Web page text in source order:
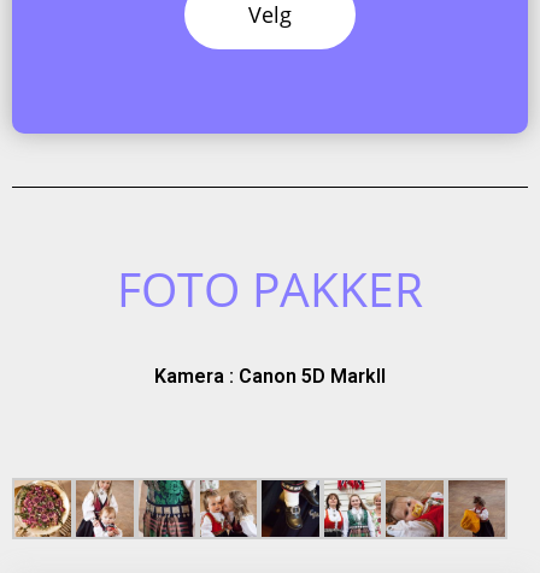
Velg
FOTO PAKKER
Kamera : Canon 5D MarkII